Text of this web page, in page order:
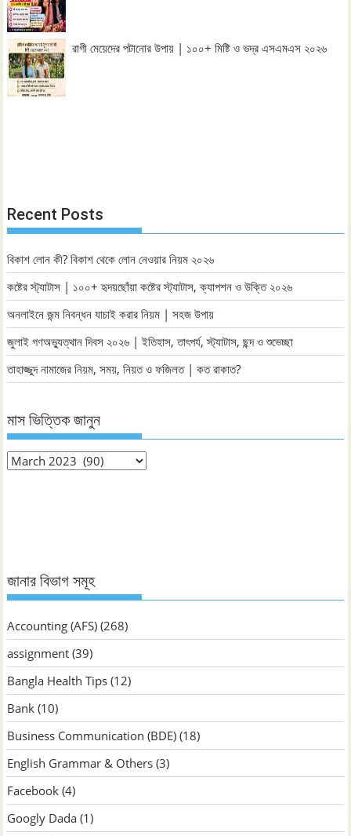
রাগী মেয়েদের পটানোর উপায় | ১০০+ মিষ্টি ও ভদ্র এসএমএস ২০২৬
Recent Posts
বিকাশ লোন কী? বিকাশ থেকে লোন নেওয়ার নিয়ম ২০২৬
কষ্টের স্ট্যাটাস | ১০০+ হৃদয়ছোঁয়া কষ্টের স্ট্যাটাস, ক্যাপশন ও উক্তি ২০২৬
অনলাইনে জন্ম নিবন্ধন যাচাই করার নিয়ম | সহজ উপায়
জুলাই গণঅভ্যুত্থান দিবস ২০২৬ | ইতিহাস, তাৎপর্য, স্ট্যাটাস, ছন্দ ও শুভেচ্ছা
তাহাজ্জুদ নামাজের নিয়ম, সময়, নিয়ত ও ফজিলত | কত রাকাত?
মাস ভিত্তিক জানুন
মাস
জানার বিভাগ সমূহ
Accounting (AFS) (268)
assignment (39)
Bangla Health Tips (12)
Bank (10)
Business Communication (BDE) (18)
English Grammar & Others (3)
Facebook (4)
Googly Dada (1)